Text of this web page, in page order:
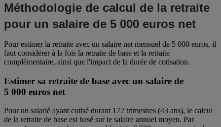
Méthodologie de calcul de la retraite
pour un salaire de 5 000 euros net
Pour estimer la retraite avec un salaire net mensuel de 5 000 euros, il
faut considérer à la fois la retraite de base et la retraite
complémentaire, ainsi que l'impact de la durée de cotisation.
Estimer sa retraite de base avec un salaire de
5 000 euros net
Pour un salarié ayant cotisé durant 172 trimestres (43 ans), le calcul
de la retraite de base est basé sur le salaire annuel moyen. Par